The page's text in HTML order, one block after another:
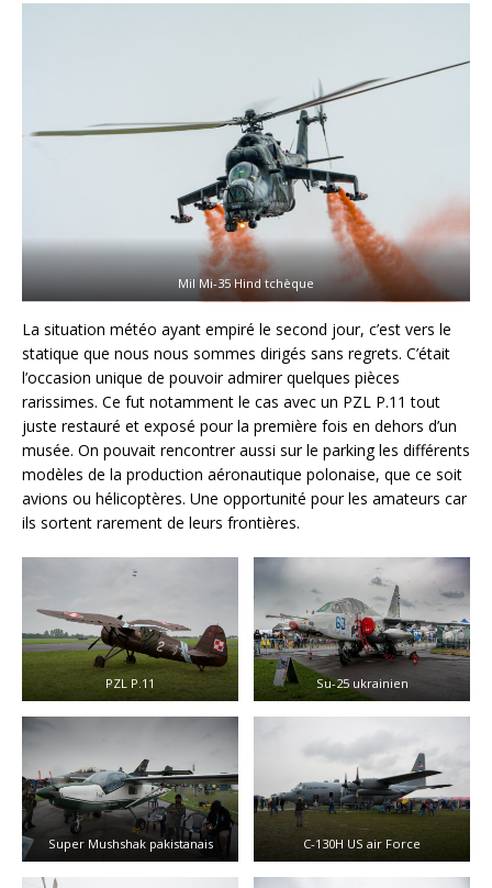
Mil Mi-35 Hind tchèque
La situation météo ayant empiré le second jour, c’est vers le
statique que nous nous sommes dirigés sans regrets. C’était
l’occasion unique de pouvoir admirer quelques pièces
rarissimes. Ce fut notamment le cas avec un PZL P.11 tout
juste restauré et exposé pour la première fois en dehors d’un
musée. On pouvait rencontrer aussi sur le parking les différents
modèles de la production aéronautique polonaise, que ce soit
avions ou hélicoptères. Une opportunité pour les amateurs car
ils sortent rarement de leurs frontières.
PZL P.11 Su-25 ukrainien
Super Mushshak pakistanais C-130H US air Force